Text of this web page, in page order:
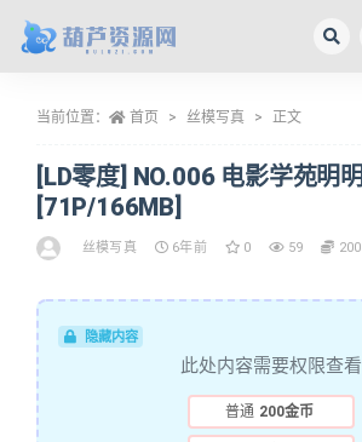
当前位置： 首页 丝模写真 正文
[LD零度] NO.006 电影学苑明明
[71P/166MB]
丝模写真 6年前 0 59 200
隐藏内容
此处内容需要权限查看
普通 200金币